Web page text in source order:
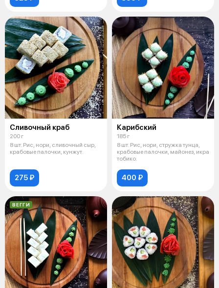
Сливочный краб
200 г
8 шт. Рис, нори, сливочный сыр,
крабовые палочки, кунжут.
275 ₽
Карибский
185 г
8 шт. Рис, нори, стружка тунца,
крабовые палочки, майонез, икра
тобико.
400 ₽
ВЕГГИ